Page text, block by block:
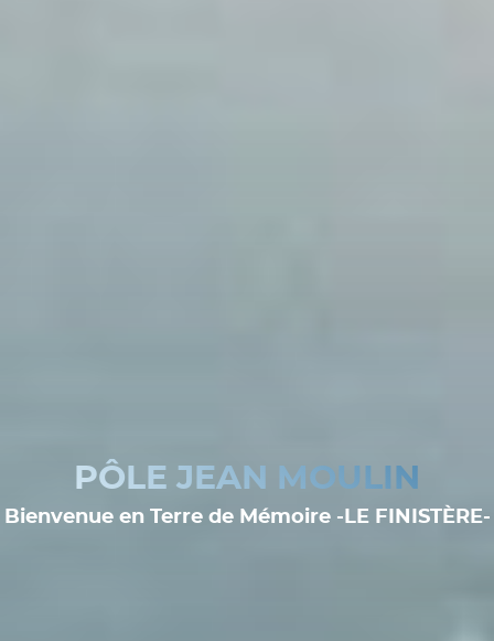
PÔLE JEAN MOULIN
Bienvenue en Terre de Mémoire -LE FINISTÈRE-